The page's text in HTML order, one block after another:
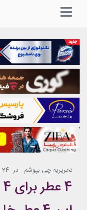
تحریریه چی بپوشم در 24 فروردین 1404 - 17:01